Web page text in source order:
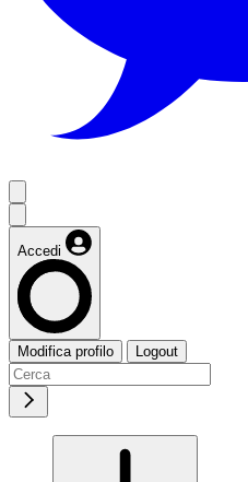
Accedi
Modifica profilo Logout